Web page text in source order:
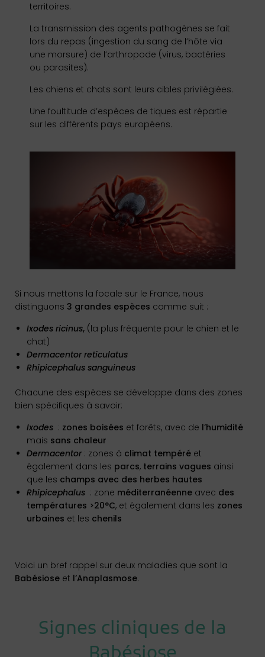
territoires.
La transmission des agents pathogènes se fait
lors du repas (ingestion du sang de l’hôte via
une morsure) de l’arthropode (virus, bactéries
ou parasites).
Les chiens et chats sont leurs cibles privilégiées.
Une foultitude d’espèces de tiques est répartie
sur les différents pays européens.
Si nous mettons la focale sur le France, nous
distinguons 3 grandes espèces comme suit :
Ixodes ricinus, (la plus fréquente pour le chien et le
chat)
Dermacentor reticulatus
Rhipicephalus sanguineus
Chacune des espèces se développe dans des zones
bien spécifiques à savoir:
Ixodes : zones boisées et forêts, avec de l’humidité
mais sans chaleur
Dermacentor: zones à climat tempéré et
également dans les parcs, terrains vagues ainsi
que les champs avec des herbes hautes
Rhipicephalus : zone méditerranéenne avec des
températures >20°C, et également dans les zones
urbaines et les chenils
Voici un bref rappel sur deux maladies que sont la
Babésiose et l’Anaplasmose.
Signes cliniques de la